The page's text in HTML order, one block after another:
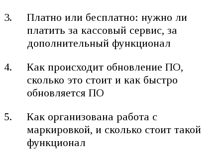
Платно или бесплатно: нужно ли
платить за кассовый сервис, за
дополнительный функционал
Как происходит обновление ПО,
сколько это стоит и как быстро
обновляется ПО
Как организована работа с
маркировкой, и сколько стоит такой
функционал